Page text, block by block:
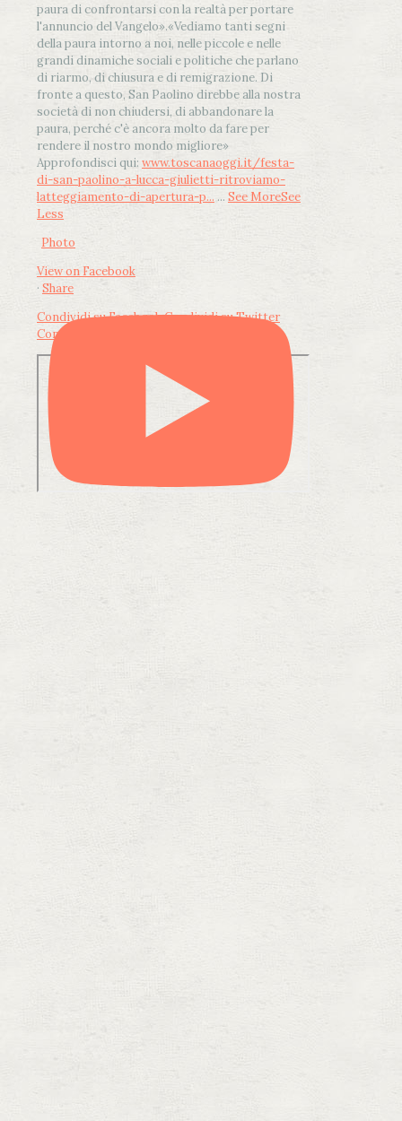
paura di confrontarsi con la realtà per portare
l'annuncio del Vangelo».«Vediamo tanti segni
della paura intorno a noi, nelle piccole e nelle
grandi dinamiche sociali e politiche che parlano
di riarmo, di chiusura e di remigrazione. Di
fronte a questo, San Paolino direbbe alla nostra
società di non chiudersi, di abbandonare la
paura, perché c'è ancora molto da fare per
rendere il nostro mondo migliore»
Approfondisci qui: www.toscanaoggi.it/festa-
di-san-paolino-a-lucca-giulietti-ritroviamo-
latteggiamento-di-apertura-p... ... See MoreSee
Less
Photo
View on Facebook
· Share
Condividi su FacebookCondividi su Twitter
Condividi su LinkedIn